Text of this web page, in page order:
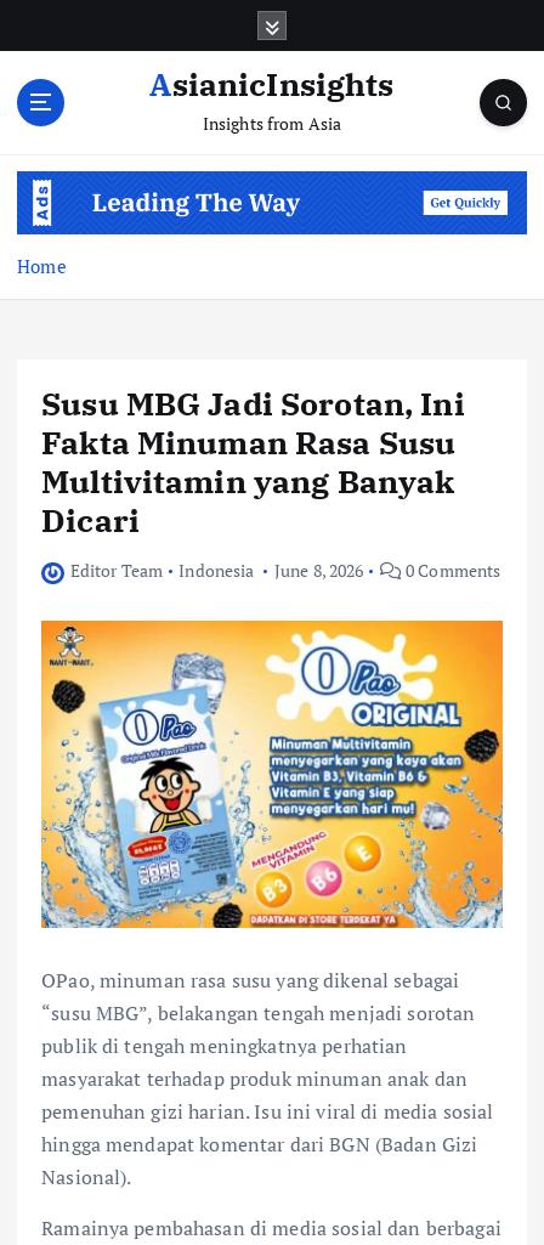
AsianicInsights
Insights from Asia
Home
Susu MBG Jadi Sorotan, Ini
Fakta Minuman Rasa Susu
Multivitamin yang Banyak
Dicari
Editor Team Indonesia June 8, 2026 0 Comments
OPao, minuman rasa susu yang dikenal sebagai
“susu MBG”, belakangan tengah menjadi sorotan
publik di tengah meningkatnya perhatian
masyarakat terhadap produk minuman anak dan
pemenuhan gizi harian. Isu ini viral di media sosial
hingga mendapat komentar dari BGN (Badan Gizi
Nasional).
Ramainya pembahasan di media sosial dan berbagai